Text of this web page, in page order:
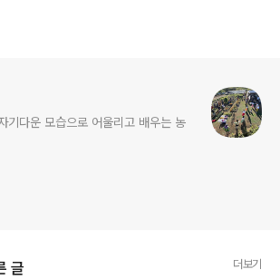
기다운 모습으로 어울리고 배우는 농
글 더보기